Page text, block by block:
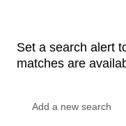
Set a search alert
matches are